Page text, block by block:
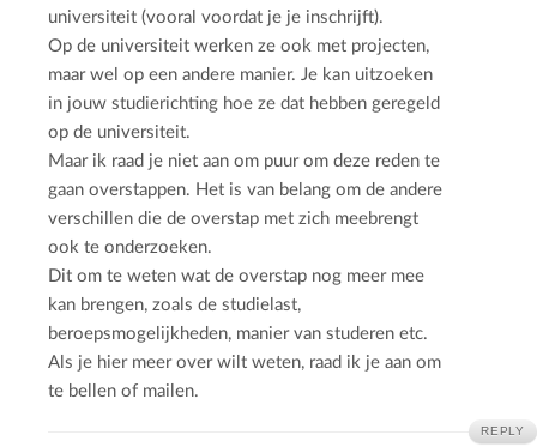
universiteit (vooral voordat je je inschrijft).
Op de universiteit werken ze ook met projecten,
maar wel op een andere manier. Je kan uitzoeken
in jouw studierichting hoe ze dat hebben geregeld
op de universiteit.
Maar ik raad je niet aan om puur om deze reden te
gaan overstappen. Het is van belang om de andere
verschillen die de overstap met zich meebrengt
ook te onderzoeken.
Dit om te weten wat de overstap nog meer mee
kan brengen, zoals de studielast,
beroepsmogelijkheden, manier van studeren etc.
Als je hier meer over wilt weten, raad ik je aan om
te bellen of mailen.
REPLY